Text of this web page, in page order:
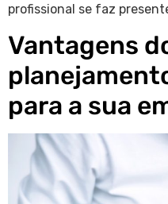
profissional se faz
Vantagens
para a sua